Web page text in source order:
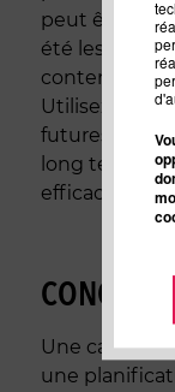
peut être
été les plus
contenu ont
Utilisez ces
futures
long terme
efficaces.
Une
une